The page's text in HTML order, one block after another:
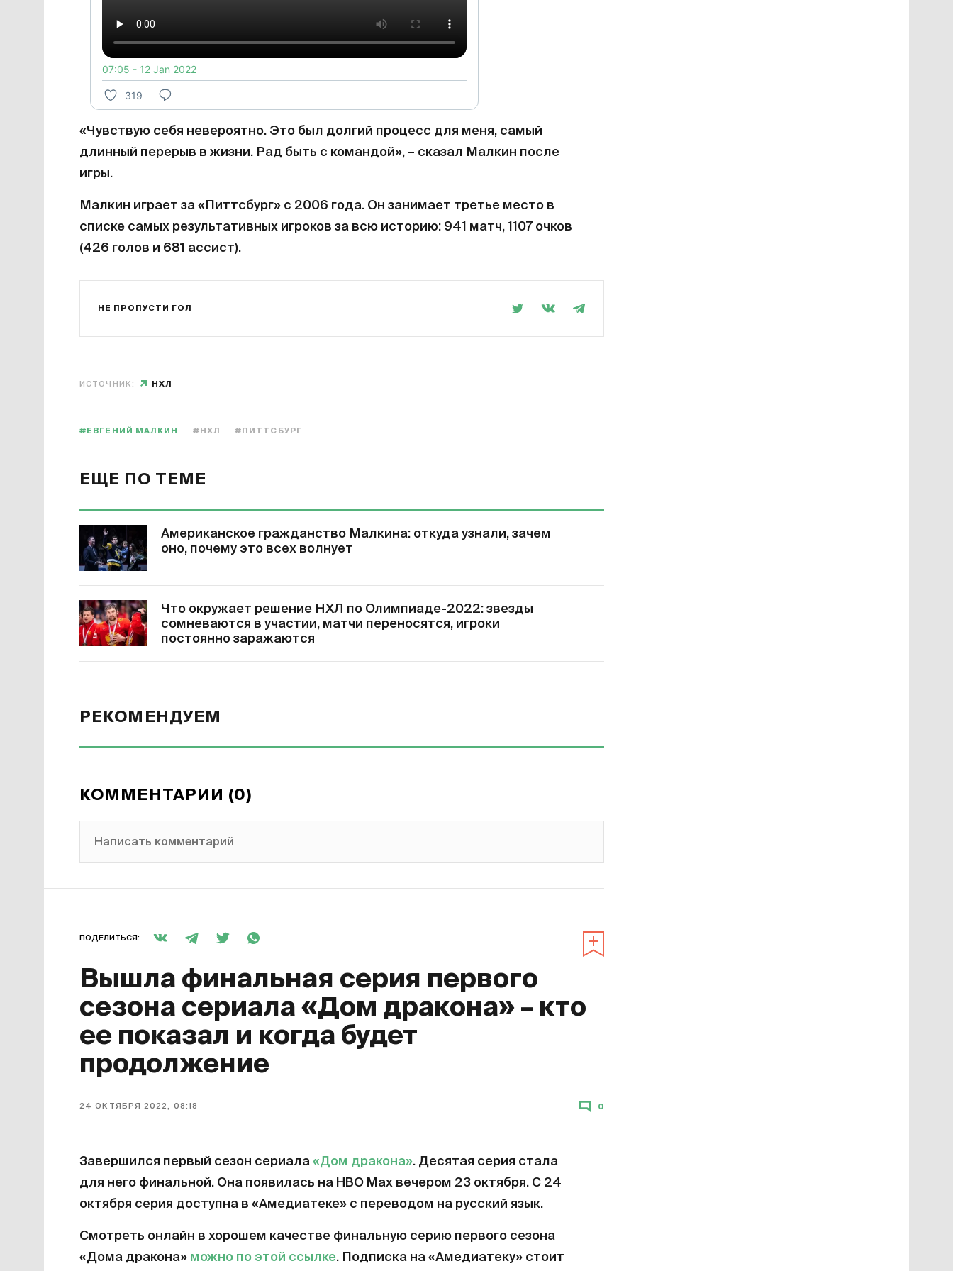
07:05 - 12 Jan 2022
319
«Чувствую себя невероятно. Это был долгий процесс для меня, самый
длинный перерыв в жизни. Рад быть с командой», – сказал Малкин после
игры.
Малкин играет за «Питтсбург» с 2006 года. Он занимает третье место в
списке самых результативных игроков за всю историю: 941 матч, 1107 очков
(426 голов и 681 ассист).
НЕ ПРОПУСТИ ГОЛ
ИСТОЧНИК: НХЛ
#ЕВГЕНИЙ МАЛКИН #НХЛ #ПИТТСБУРГ
ЕЩЕ ПО ТЕМЕ
Американское гражданство Малкина: откуда узнали, зачем
оно, почему это всех волнует
Что окружает решение НХЛ по Олимпиаде-2022: звезды
сомневаются в участии, матчи переносятся, игроки
постоянно заражаются
РЕКОМЕНДУЕМ
КОММЕНТАРИИ (0)
Написать комментарий
ПОДЕЛИТЬСЯ:
Вышла финальная серия первого
сезона сериала «Дом дракона» – кто
ее показал и когда будет
продолжение
24 ОКТЯБРЯ 2022, 08:18 0
Завершился первый сезон сериала «Дом дракона». Десятая серия стала
для него финальной. Она появилась на HBO Max вечером 23 октября. С 24
октября серия доступна в «Амедиатеке» с переводом на русский язык.
Смотреть онлайн в хорошем качестве финальную серию первого сезона
«Дома дракона» можно по этой ссылке. Подписка на «Амедиатеку» стоит